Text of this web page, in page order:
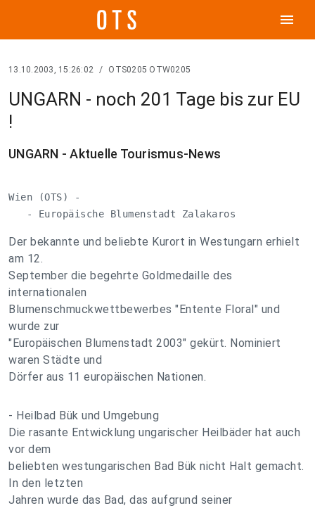
menu
13.10.2003, 15:26:02 / OTS0205 OTW0205
UNGARN - noch 201 Tage bis zur EU
!
UNGARN - Aktuelle Tourismus-News
Wien (OTS) -
   - Europäische Blumenstadt Zalakaros
Der bekannte und beliebte Kurort in Westungarn erhielt
am 12.
September die begehrte Goldmedaille des
internationalen
Blumenschmuckwettbewerbes "Entente Floral" und
wurde zur
"Europäischen Blumenstadt 2003" gekürt. Nominiert
waren Städte und
Dörfer aus 11 europäischen Nationen.
- Heilbad Bük und Umgebung
Die rasante Entwicklung ungarischer Heilbäder hat auch
vor dem
beliebten westungarischen Bad Bük nicht Halt gemacht.
In den letzten
Jahren wurde das Bad, das aufgrund seiner